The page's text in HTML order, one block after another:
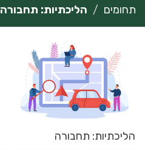
תחומים הליכתיות: תחבורה
הליכתיות: תחבורה